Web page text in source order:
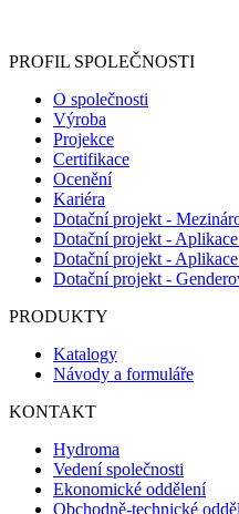
PROFIL SPOLEČNOSTI
O společnosti
Výroba
Projekce
Certifikace
Ocenění
Kariéra
Dotační projekt -
Dotační projekt -
Dotační projekt -
Dotační projekt -
PRODUKTY
Katalogy
Návody a formuláře
KONTAKT
Hydroma
Vedení společnosti
Ekonomické oddělení
Obchodně-technické